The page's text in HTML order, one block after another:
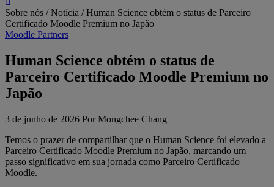
Sobre nós /Notícia /Human Science obtém o status de Parceiro
Certificado Moodle Premium no Japão
Moodle Partners
Human Science obtém o status de
Parceiro Certificado Moodle Premium no
Japão
3 de junho de 2026 Por Mongchee Chang
Temos o prazer de compartilhar que o Human Science foi elevado a
Parceiro Certificado Moodle Premium no Japão, marcando um
passo significativo em sua jornada como Parceiro Certificado
Moodle.